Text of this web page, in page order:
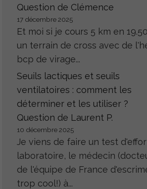
Question de Clémence
17 décembre 2025
Et moi si je cours 5 km en
un terrain de cross avec de
bcp de virage...
Seuils lactiques et seuils
ventilatoires : comment les
déterminer et les utiliser ?
Question de Laurent P.
10 décembre 2025
Je viens de faire un test
laboratoire, le médecin
de l'équipe de France
trop cool!) à...